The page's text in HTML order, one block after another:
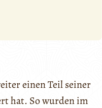
einen Teil seiner
hat. So wurden im